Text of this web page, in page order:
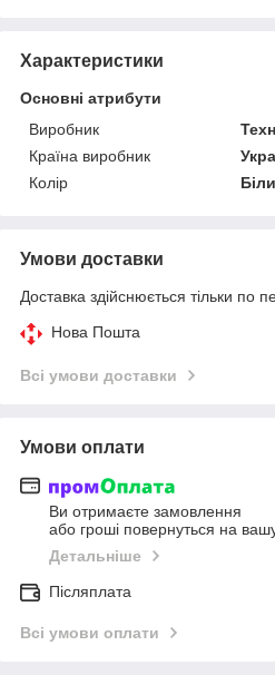
Характеристики
Основні атрибути
Виробник
Країна виробник
Колір
Умови доставки
Доставка здійснюється тільки по
Нова Пошта
Всі умови доставки
Умови оплати
Ви отримаєте замовлення
або гроші повернуться на
Детальніше
Післяплата
Всі умови оплати